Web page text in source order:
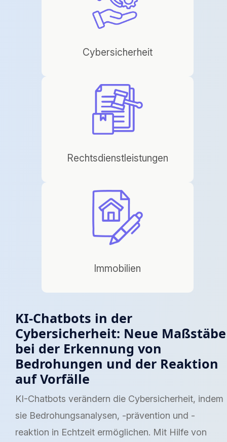
Cybersicherheit
Rechtsdienstleistungen
Immobilien
KI-Chatbots in der
Cybersicherheit: Neue Maßstäbe
bei der Erkennung von
Bedrohungen und der Reaktion
auf Vorfälle
KI-Chatbots verändern die Cybersicherheit, indem
sie Bedrohungsanalysen, -prävention und -
reaktion in Echtzeit ermöglichen. Mit Hilfe von